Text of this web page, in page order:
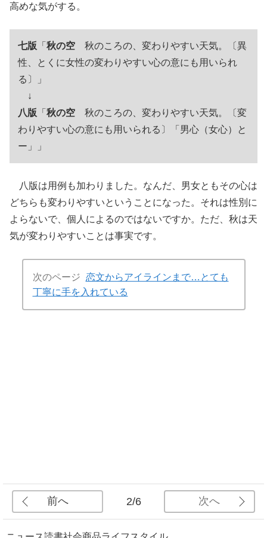
高めな気がする。
七版 「 秋の空 秋のころの、変わりやすい天気。〔異
性、とくに女性の変わりやすい心の意にも用いられ
る〕」
↓
八版 「 秋の空 秋のころの、変わりやすい天気。〔変
わりやすい心の意にも用いられる〕「男心（女心）と
ー」」
八版は用例も加わりました。なんだ、男女ともその心は
どちらも変わりやすいということになった。それは性別に
よらないで、個人によるのではないですか。ただ、秋は天
気が変わりやすいことは事実です。
次のページ 恋文からアイラインまで…とても
丁寧に手を入れている
前へ 2/6 次へ